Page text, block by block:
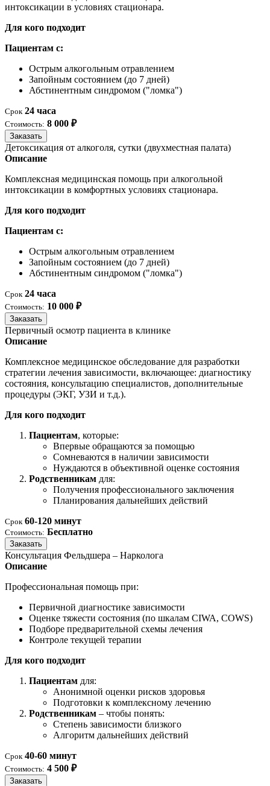
интоксикации в условиях стационара.
Для кого подходит
Пациентам с:
Острым алкогольным отравлением
Запойным состоянием (до 7 дней)
Абстинентным синдромом ("ломка")
Срок 24 часа
Стоимость: 8 000 ₽
Заказать
Детоксикация от алкоголя, сутки (двухместная палата)
Описание
Комплексная медицинская помощь при алкогольной
интоксикации в комфортных условиях стационара.
Для кого подходит
Пациентам с:
Острым алкогольным отравлением
Запойным состоянием (до 7 дней)
Абстинентным синдромом ("ломка")
Срок 24 часа
Стоимость: 10 000 ₽
Заказать
Первичный осмотр пациента в клинике
Описание
Комплексное медицинское обследование для разработки
стратегии лечения зависимости, включающее: диагностику
состояния, консультацию специалистов, дополнительные
процедуры (ЭКГ, УЗИ и т.д.).
Для кого подходит
Пациентам, которые:
Впервые обращаются за помощью
Сомневаются в наличии зависимости
Нуждаются в объективной оценке состояния
Родственникам для:
Получения профессионального заключения
Планирования дальнейших действий
Срок 60-120 минут
Стоимость: Бесплатно
Заказать
Консультация Фельдшера – Нарколога
Описание
Профессиональная помощь при:
Первичной диагностике зависимости
Оценке тяжести состояния (по шкалам CIWA, COWS)
Подборе предварительной схемы лечения
Контроле текущей терапии
Для кого подходит
Пациентам для:
Анонимной оценки рисков здоровья
Подготовки к комплексному лечению
Родственникам – чтобы понять:
Степень зависимости близкого
Алгоритм дальнейших действий
Срок 40-60 минут
Стоимость: 4 500 ₽
Заказать